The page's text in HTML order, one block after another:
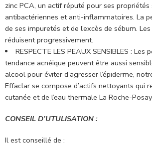
zinc PCA, un actif réputé pour ses
antibactériennes et anti-inflammatoires. La
de ses impuretés et de l’excès de sébum.
réduisent progressivement.
RESPECTE LES PEAUX SENSIBLES : Les
tendance acnéique peuvent être aussi
alcool pour éviter d’agresser l’épiderme,
Effaclar se compose d’actifs nettoyants qui
cutanée et de l’eau thermale La Roche-
CONSEIL D’UTULISATION :
Il est conseillé de :